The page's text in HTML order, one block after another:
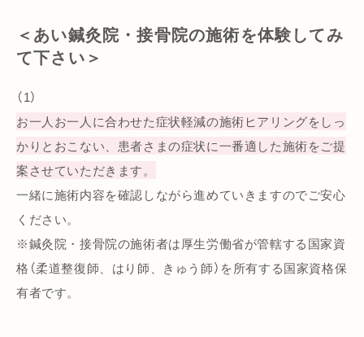
＜あい鍼灸院・接骨院の施術を体験してみ
て下さい＞
（1）
お一人お一人に合わせた症状軽減の施術ヒアリングをしっ
かりとおこない、患者さまの症状に一番適した施術をご提
案させていただきます。
一緒に施術内容を確認しながら進めていきますのでご安心
ください。
※鍼灸院・接骨院の施術者は厚生労働省が管轄する国家資
格（柔道整復師、はり師、きゅう師）を所有する国家資格保
有者です。